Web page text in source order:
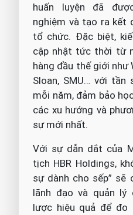
huấn luyện đã
nghiệm và tạo ra kết
tổ chức. Đặc biệt,
cập nhật tức thời từ
hàng đầu thế giới như
Sloan, SMU… với tần
mỗi năm, đảm bảo
các xu hướng và
sự mới nhất.
Với sự dẫn dắt của
tịch HBR Holdings,
sự dành cho sếp” sẽ
lãnh đạo và quản lý
lược hiệu quả để đo